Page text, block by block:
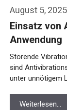
August 5, 2025
Einsatz von
Anwendung
Störende
sind
unter unnötigem
Weiterlesen…